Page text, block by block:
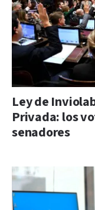
Ley de
Privada: los
senadores